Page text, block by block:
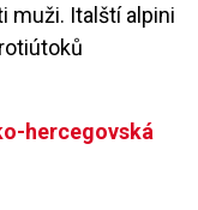
muži. Italští alpini
hercegovská